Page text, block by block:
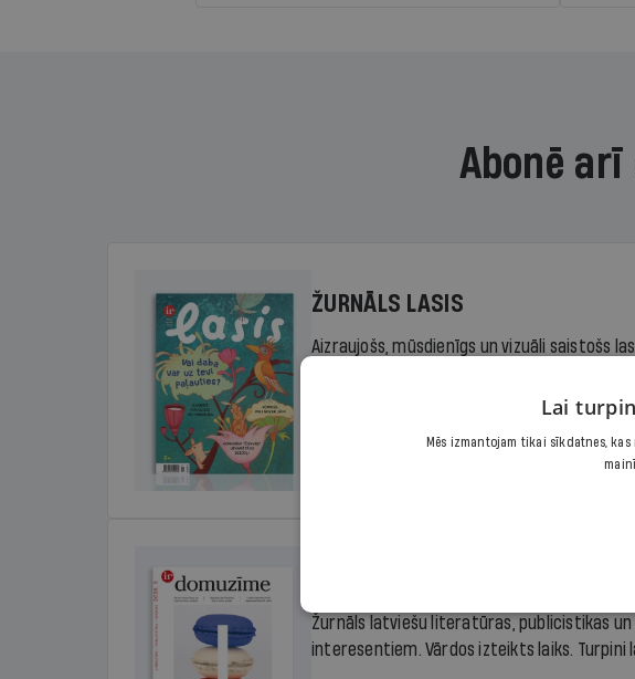
Abonē
ŽURNĀLS LASIS
Aizraujošs, mūsdienīgs un vizuāli saistošs
Žurnāls latviešu literatūras, publicistikas
interesentiem. Vārdos izteikts laiks. Turpini
Lai
Mēs izmantojam tikai sīkdatnes,